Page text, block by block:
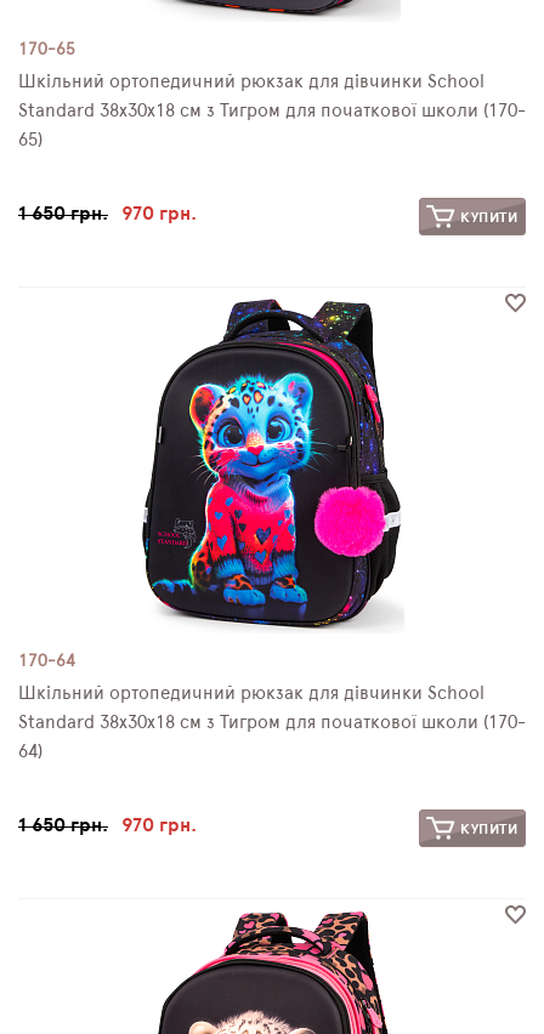
170-65
Шкільний ортопедичний рюкзак для дівчинки School
Standard 38х30х18 см з Тигром для початкової школи (170-
65)
1 650 грн. 970 грн. КУПИТИ
170-64
Шкільний ортопедичний рюкзак для дівчинки School
Standard 38х30х18 см з Тигром для початкової школи (170-
64)
1 650 грн. 970 грн. КУПИТИ